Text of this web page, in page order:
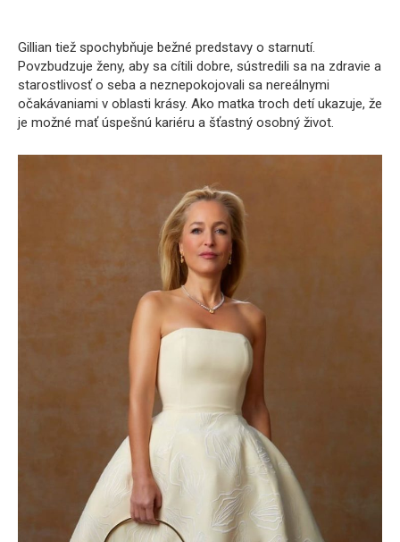
Gillian tiež spochybňuje bežné predstavy o starnutí.
Povzbudzuje ženy, aby sa cítili dobre, sústredili sa na zdravie a
starostlivosť o seba a neznepokojovali sa nereálnymi
očakávaniami v oblasti krásy. Ako matka troch detí ukazuje, že
je možné mať úspešnú kariéru a šťastný osobný život.